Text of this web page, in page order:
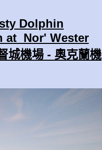
Dolphin
at Nor' Wester
城機場 - 奧克蘭機